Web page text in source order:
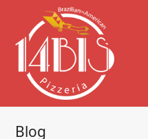
Blog